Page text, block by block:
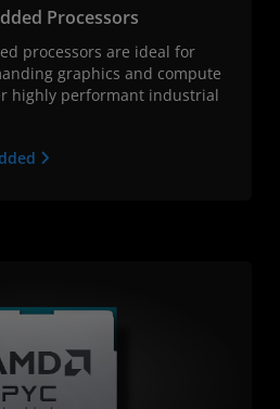
Processors
processors are ideal for
graphics and compute
highly performant industrial